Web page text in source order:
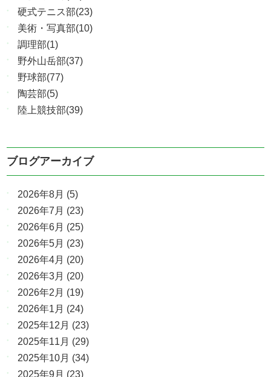
硬式テニス部(23)
美術・写真部(10)
調理部(1)
野外山岳部(37)
野球部(77)
陶芸部(5)
陸上競技部(39)
ブログアーカイブ
2026年8月 (5)
2026年7月 (23)
2026年6月 (25)
2026年5月 (23)
2026年4月 (20)
2026年3月 (20)
2026年2月 (19)
2026年1月 (24)
2025年12月 (23)
2025年11月 (29)
2025年10月 (34)
2025年9月 (23)